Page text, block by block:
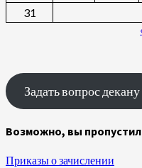
31
Задать вопрос декану
Возможно, вы
Приказы о зачислении